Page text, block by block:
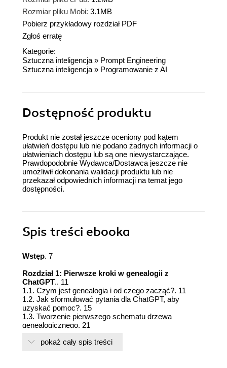
Rozmiar pliku Mobi: 3.1MB
Pobierz przykładowy rozdział PDF
Zgłoś erratę
Kategorie:
Sztuczna inteligencja » Prompt Engineering
Sztuczna inteligencja » Programowanie z AI
Dostępność produktu
Produkt nie został jeszcze oceniony pod kątem
ułatwień dostępu lub nie podano żadnych informacji o
ułatwieniach dostępu lub są one niewystarczające.
Prawdopodobnie Wydawca/Dostawca jeszcze nie
umożliwił dokonania walidacji produktu lub nie
przekazał odpowiednich informacji na temat jego
dostępności.
Spis treści ebooka
Wstęp. 7
Rozdział 1: Pierwsze kroki w genealogii z
ChatGPT.. 11
1.1. Czym jest genealogia i od czego zacząć?. 11
1.2. Jak sformułować pytania dla ChatGPT, aby
uzyskać pomoc?. 15
1.3. Tworzenie pierwszego schematu drzewa
genealogicznego. 21
źródła informacji 27
pokaż cały spis treści